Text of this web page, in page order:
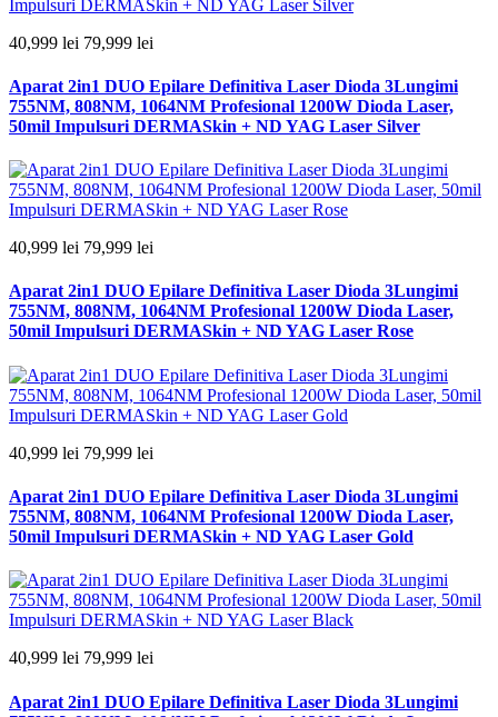
40,999 lei 79,999 lei
Aparat 2in1 DUO Epilare Definitiva Laser Dioda 3Lungimi
755NM, 808NM, 1064NM Profesional 1200W Dioda Laser,
50mil Impulsuri DERMASkin + ND YAG Laser Silver
40,999 lei 79,999 lei
Aparat 2in1 DUO Epilare Definitiva Laser Dioda 3Lungimi
755NM, 808NM, 1064NM Profesional 1200W Dioda Laser,
50mil Impulsuri DERMASkin + ND YAG Laser Rose
40,999 lei 79,999 lei
Aparat 2in1 DUO Epilare Definitiva Laser Dioda 3Lungimi
755NM, 808NM, 1064NM Profesional 1200W Dioda Laser,
50mil Impulsuri DERMASkin + ND YAG Laser Gold
40,999 lei 79,999 lei
Aparat 2in1 DUO Epilare Definitiva Laser Dioda 3Lungimi